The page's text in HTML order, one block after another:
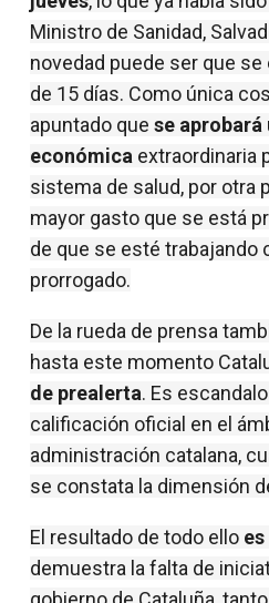
Ministro de Sanidad,
novedad puede ser que se
de 15 días. Como única
apuntado que se aprobará
económica extraordinaria
sistema de salud, por otra
mayor gasto que se está
de que se esté trabajando
prorrogado.
De la rueda de prensa
hasta este momento
de prealerta. Es
calificación oficial en el
administración catalana,
se constata la dimensión
El resultado de todo ello
demuestra la falta de